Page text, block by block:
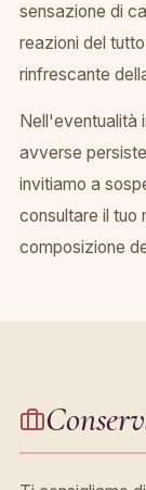
sensazione di
reazioni del
rinfrescante
Nell'eventualità
avverse
invitiamo a
consultare il tuo
composizione